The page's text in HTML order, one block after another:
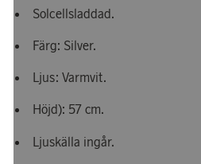
Solcellsladdad.
Färg: Silver.
Ljus: Varmvit.
Höjd): 57 cm.
Ljuskälla ingår.